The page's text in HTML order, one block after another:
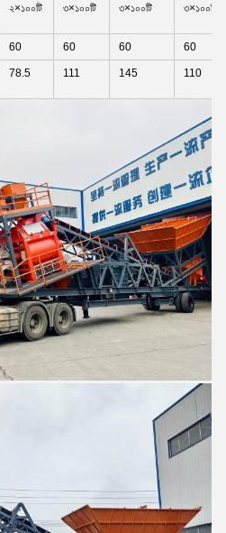
২×১০০টি ৩×১০০টি ৩×১০০টি ৩×১০০টি
60 60 60 60
78.5 111 145 110